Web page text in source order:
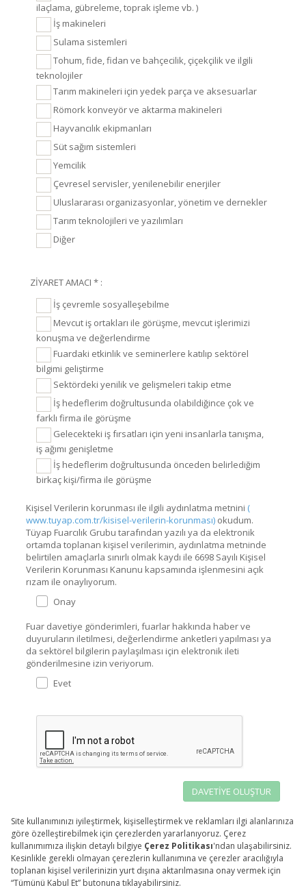
ilaçlama, gübreleme, toprak işleme vb. )
İş makineleri
Sulama sistemleri
Tohum, fide, fidan ve bahçecilik, çiçekçilik ve ilgili
teknolojiler
Tarım makineleri için yedek parça ve aksesuarlar
Römork konveyör ve aktarma makineleri
Hayvancılık ekipmanları
Süt sağım sistemleri
Yemcilik
Çevresel servisler, yenilenebilir enerjiler
Uluslararası organizasyonlar, yönetim ve dernekler
Tarım teknolojileri ve yazılımları
Diğer
ZİYARET AMACI * :
İş çevremle sosyalleşebilme
Mevcut iş ortakları ile görüşme, mevcut işlerimizi
konuşma ve değerlendirme
Fuardaki etkinlik ve seminerlere katılıp sektörel
bilgimi geliştirme
Sektördeki yenilik ve gelişmeleri takip etme
İş hedeflerim doğrultusunda olabildiğince çok ve
farklı firma ile görüşme
Gelecekteki iş fırsatları için yeni insanlarla tanışma,
iş ağımı genişletme
İş hedeflerim doğrultusunda önceden belirlediğim
birkaç kişi/firma ile görüşme
Kişisel Verilerin korunması ile ilgili aydınlatma metnini (
www.tuyap.com.tr/kisisel-verilerin-korunması) okudum.
Tüyap Fuarcılık Grubu tarafından yazılı ya da elektronik
ortamda toplanan kişisel verilerimin, aydınlatma metninde
belirtilen amaçlarla sınırlı olmak kaydı ile 6698 Sayılı Kişisel
Verilerin Korunması Kanunu kapsamında işlenmesini açık
rızam ile onaylıyorum.
Onay
Fuar davetiye gönderimleri, fuarlar hakkında haber ve
duyuruların iletilmesi, değerlendirme anketleri yapılması ya
da sektörel bilgilerin paylaşılması için elektronik ileti
gönderilmesine izin veriyorum.
Evet